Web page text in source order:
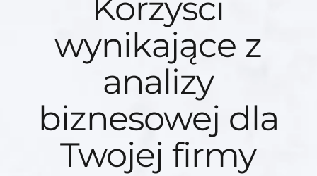
Korzyści
wynikające z
analizy
biznesowej dla
Twojej firmy